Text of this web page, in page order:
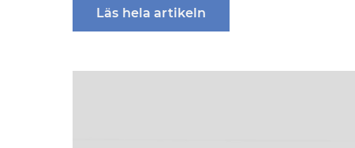
Läs hela artikeln